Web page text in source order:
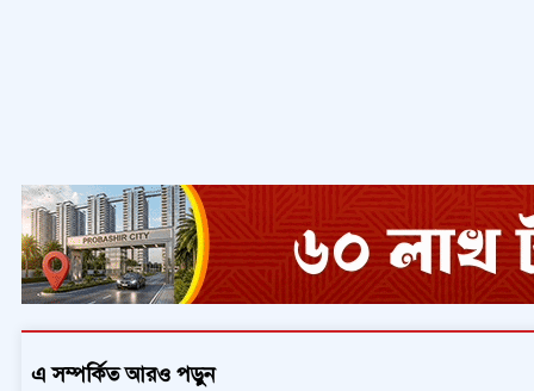
এ সম্পর্কিত আরও পড়ুন